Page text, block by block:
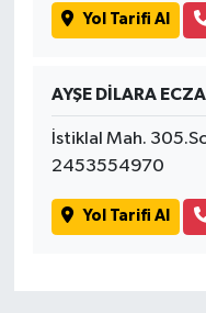
Yol Tarifi Al
AYŞE DİLARA
İstiklal Mah.
2453554970
Yol Tarifi Al